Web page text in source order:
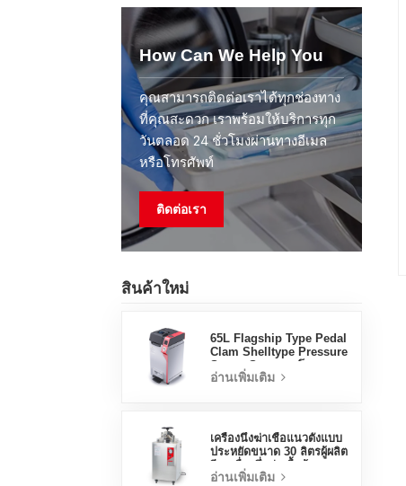
How Can We Help You
คุณสามารถติดต่อเราได้ทุกช่องทาง
ที่คุณสะดวก เราพร้อมให้บริการทุก
วันตลอด 24 ชั่วโมงผ่านทางอีเมล
หรือโทรศัพท์
ติดต่อเรา
สินค้าใหม่
65L Flagship Type Pedal
Clam Shelltype Pressure
Steam Steamer โรงงาน
ขายตรงโรงงานในประเทศ
อ่านเพิ่มเติม
เครื่องนึ่งฆ่าเชื้อแนวตั้งแบบ
ประหยัดขนาด 30 ลิตรผู้ผลิต
จีนเครื่องนึ่งฆ่าเชื้อด้วยแรง
ดัน
อ่านเพิ่มเติม